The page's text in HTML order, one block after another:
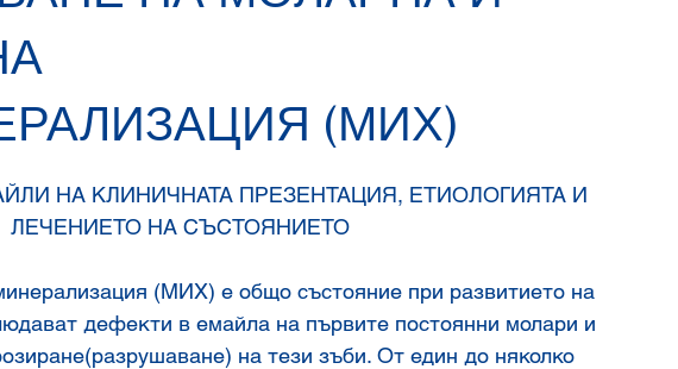
(МИХ)
НА КЛИНИЧНАТА ПРЕЗЕНТАЦИЯ, ЕТИОЛОГИЯТА И
ЛЕЧЕНИЕТО НА СЪСТОЯНИЕТО
(МИХ) е общо състояние при развитието на
дефекти в емайла на първите постоянни молари и
на тези зъби. От един до няколко